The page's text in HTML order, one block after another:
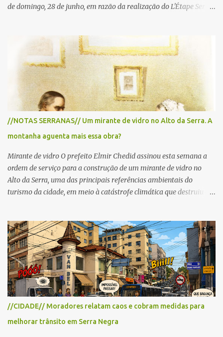
de domingo, 28 de junho, em razão da realização do L'Étape Serra
reunirá atletas de diferentes regiões do país e terá percursos
passando pelos municípios de Serra Negra, Amparo, Monte Alegre
do Sul, Lindoia e Socorro. Para garantir a segurança dos
participantes e do público, diversos trechos de rodovias e estradas
da região serão interditados temporariamente ao longo da prova.
A largada será na Rua Coronel Pedro Penteado, em Serra Negra,
para cerca de 2.000 ciclistas, às 6h30. De acordo com o
cronograma da organização e de todas as prefeituras envolvidas,
as interdições ocorrerão de forma programada e os trechos serão
//NOTAS SERRANAS// Um mirante de vidro no Alto da Serra. A
montanha aguenta mais essa obra?
Mirante de vidro O prefeito Elmir Chedid assinou esta semana a
ordem de serviço para a construção de um mirante de vidro no
Alto da Serra, uma das principais referências ambientais do
turismo da cidade, em meio à catástrofe climática que destruiu o
ambiental nas políticas públicas. Preservação permanente O Alto
da Serra está localizado em uma das Áreas de Preservação
Permanente no município, chamadas de APP no Código Florestal
Brasileiro, Lei nº 12.651/12. As APPS são protegidas com a função
ambiental de preservar os recursos hídricos, a paisagem, a
proteção do solo e a biodiversidade para assegurar a qualidade de
vida da população. No local já estão instaladas torres de
transmissão de televisão e telefonia celular, contêineres de uso
comercial, sanitário público, pequenas construções e uma rampa
//CIDADE// Moradores relatam caos e cobram medidas para
melhorar trânsito em Serra Negra